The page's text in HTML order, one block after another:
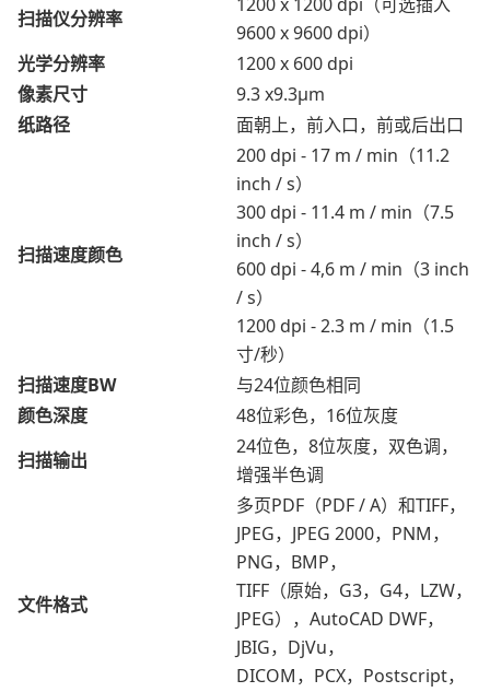
扫描仪分辨率
9600 x 9600 dpi）
光学分辨率
1200 x 600 dpi
像素尺寸
9.3 x9.3μm
纸路径
面朝上，前入口，前或后出口
扫描速度颜色
200 dpi - 17 m / min（11.2
inch / s）
300 dpi - 11.4 m / min（7.5
inch / s）
600 dpi - 4,6 m / min（3 inch
/ s）
1200 dpi - 2.3 m / min（1.5
寸/秒）
扫描速度BW
与24位颜色相同
颜色深度
48位彩色，16位灰度
扫描输出
24位色，8位灰度，双色调，
增强半色调
文件格式
多页PDF（PDF / A）和TIFF，
JPEG，JPEG 2000，PNM，
PNG，BMP，
TIFF（原始，G3，G4，LZW，
JPEG），AutoCAD DWF，
JBIG，DjVu，
DICOM，PCX，Postscript，